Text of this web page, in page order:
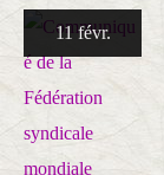
11 févr.